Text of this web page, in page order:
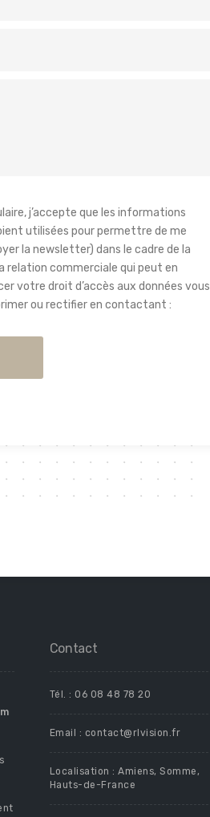
j’accepte que les informations
utilisées pour permettre de me
la newsletter) dans le cadre de la
relation commerciale qui peut en
votre droit d’accès aux données vous
ou rectifier en contactant :
Contact
Tél. : 06 08 48 78 20
Email : contact@rlvision.fr
Localisation : Amiens, Somme,
Hauts-de-France